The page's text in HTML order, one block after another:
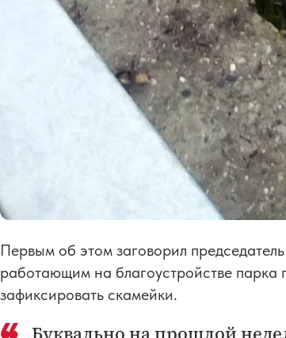
Первым об этом заговорил
работающим на благоустройстве парка
зафиксировать скамейки.
Буквально на прошлой